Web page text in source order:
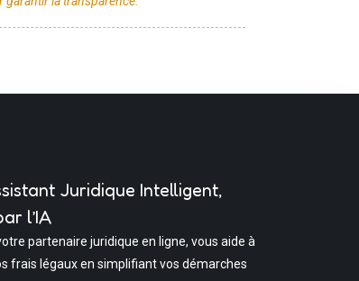
Juridique Intelligent,
l’IA
partenaire juridique en ligne, vous aide à
frais légaux en simplifiant vos démarches